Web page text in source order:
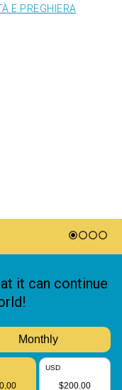
E PREGHIERA